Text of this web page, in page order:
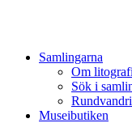
Samlingarna
Om litografi
Sök i
Museibutiken